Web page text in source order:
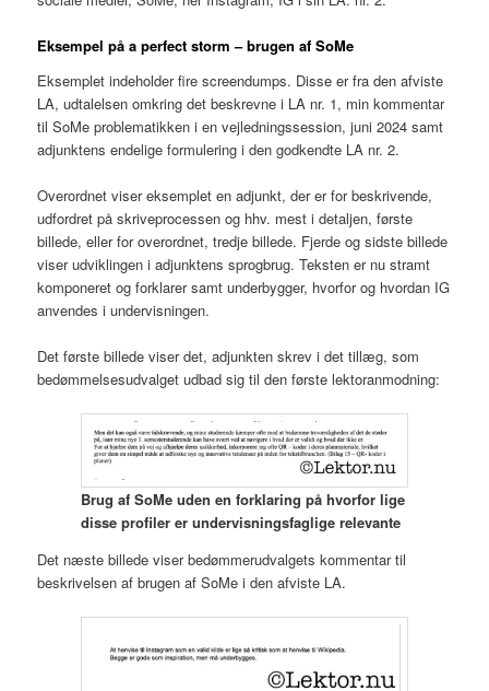
Eksempel på a perfect storm– brugen af SoMe
Eksemplet indeholder fire screendumps. Disse er fra den afviste
LA, udtalelsen omkring det beskrevne i LA nr. 1, min kommentar
til SoMe problematikken i en vejledningssession, juni 2024 samt
adjunktens endelige formulering i den godkendte LA nr. 2.
Overordnet viser eksemplet en adjunkt, der er for beskrivende,
udfordret på skriveprocessen og hhv. mest i detaljen, første
billede, eller for overordnet, tredje billede. Fjerde og sidste billede
viser udviklingen i adjunktens sprogbrug. Teksten er nu stramt
komponeret og forklarer samt underbygger, hvorfor og hvordan IG
anvendes i undervisningen.
Det første billede viser det, adjunkten skrev i det tillæg, som
bedømmelsesudvalget udbad sig til den første lektoranmodning:
Brug af SoMe uden en forklaring på hvorfor lige
disse profiler er undervisningsfaglige relevante
Det næste billede viser bedømmerudvalgets kommentar til
beskrivelsen af brugen af SoMe i den afviste LA.